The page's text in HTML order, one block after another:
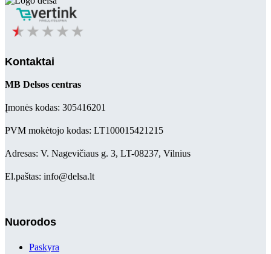
Kontaktai
MB Delsos centras
Įmonės kodas: 305416201
PVM mokėtojo kodas: LT100015421215
Adresas: V. Nagevičiaus g. 3, LT-08237, Vilnius
El.paštas: info@delsa.lt
Nuorodos
Paskyra